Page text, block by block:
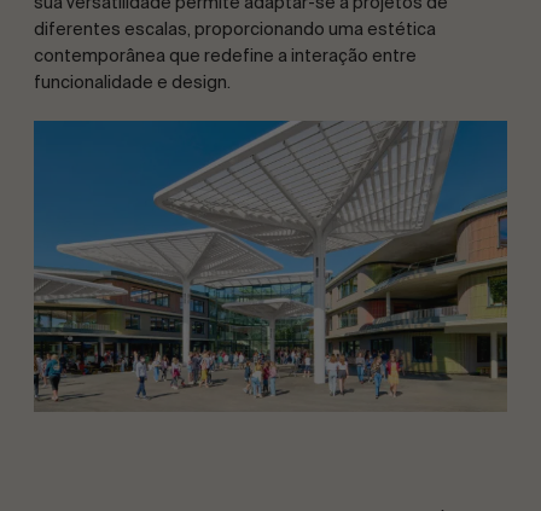
sua versatilidade permite adaptar-se a projetos de
diferentes escalas, proporcionando uma estética
contemporânea que redefine a interação entre
funcionalidade e design.